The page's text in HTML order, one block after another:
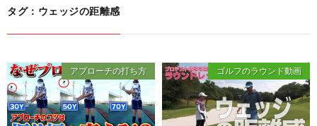
タグ：ウェッジの距離感
アプローチの打ち方 ゴルフのラウンド動画